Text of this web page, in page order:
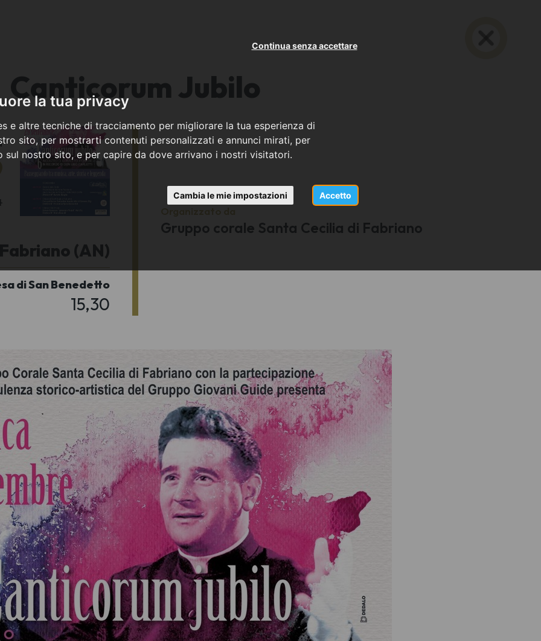
la tua privacy
e altre tecniche di tracciamento per migliorare la tua esperienza di
sito, per mostrarti contenuti personalizzati e annunci mirati, per
sul nostro sito, e per capire da dove arrivano i nostri visitatori.
Accetto
Continua senza accettare
Cambia le mie impostazioni
Canticorum Jubilo
(AN)
di San Benedetto
15,30
Gruppo corale Santa Cecilia di Fabriano